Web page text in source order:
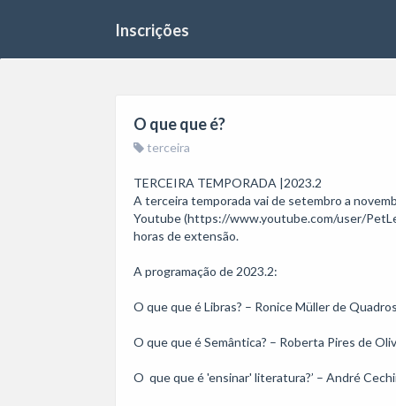
Inscrições
O que que é?
terceira
TERCEIRA TEMPORADA |2023.2
A terceira temporada vai de setembro a
Youtube (https://www.youtube.com/user/
horas de extensão.
A programação de 2023.2:
O que que é Libras? – Ronice Müller de
O que que é Semântica? – Roberta Pires de
O  que que é 'ensinar' literatura?’ – André